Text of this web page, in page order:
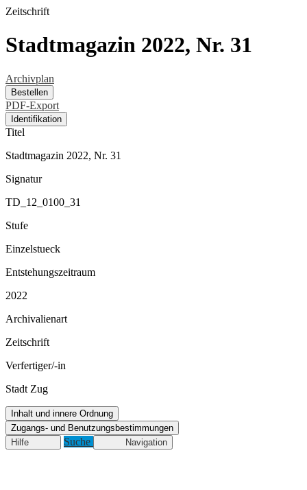
Zeitschrift
Stadtmagazin 2022, Nr. 31
Archivplan
Bestellen
PDF-Export
Identifikation
Titel
Stadtmagazin 2022, Nr. 31
Signatur
TD_12_0100_31
Stufe
Einzelstueck
Entstehungszeitraum
2022
Archivalienart
Zeitschrift
Verfertiger/-in
Stadt Zug
Inhalt und innere Ordnung
Zugangs- und Benutzungsbestimmungen
Hilfe
Suche Navigation